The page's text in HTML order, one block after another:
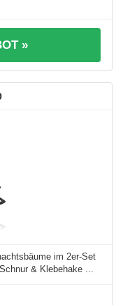
»
im 2er-Set
& Klebehake ...